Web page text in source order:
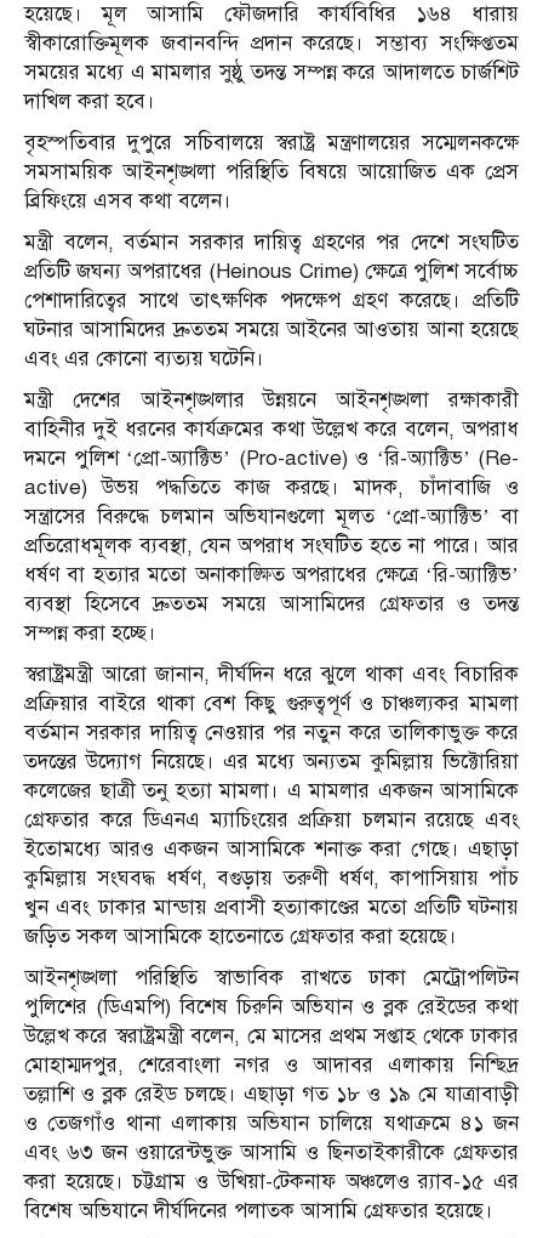
হয়েছে। মূল আসামি ফৌজদারি কার্যবিধির ১৬৪ ধারায়
স্বীকারোক্তিমূলক জবানবন্দি প্রদান করেছে। সম্ভাব্য সংক্ষিপ্ততম
সময়ের মধ্যে এ মামলার সুষ্ঠু তদন্ত সম্পন্ন করে আদালতে চার্জশিট
দাখিল করা হবে।
বৃহস্পতিবার দুপুরে সচিবালয়ে স্বরাষ্ট্র মন্ত্রণালয়ের সম্মেলনকক্ষে
সমসাময়িক আইনশৃঙ্খলা পরিস্থিতি বিষয়ে আয়োজিত এক প্রেস
ব্রিফিংয়ে এসব কথা বলেন।
মন্ত্রী বলেন, বর্তমান সরকার দায়িত্ব গ্রহণের পর দেশে সংঘটিত
প্রতিটি জঘন্য অপরাধের (Heinous Crime) ক্ষেত্রে পুলিশ সর্বোচ্চ
পেশাদারিত্বের সাথে তাৎক্ষণিক পদক্ষেপ গ্রহণ করেছে। প্রতিটি
ঘটনার আসামিদের দ্রুততম সময়ে আইনের আওতায় আনা হয়েছে
এবং এর কোনো ব্যত্যয় ঘটেনি।
মন্ত্রী দেশের আইনশৃঙ্খলার উন্নয়নে আইনশৃঙ্খলা রক্ষাকারী
বাহিনীর দুই ধরনের কার্যক্রমের কথা উল্লেখ করে বলেন, অপরাধ
দমনে পুলিশ ‘প্রো-অ্যাক্টিভ’ (Pro-active) ও ‘রি-অ্যাক্টিভ’ (Re-
active) উভয় পদ্ধতিতে কাজ করছে। মাদক, চাঁদাবাজি ও
সন্ত্রাসের বিরুদ্ধে চলমান অভিযানগুলো মূলত ‘প্রো-অ্যাক্টিভ’ বা
প্রতিরোধমূলক ব্যবস্থা, যেন অপরাধ সংঘটিত হতে না পারে। আর
ধর্ষণ বা হত্যার মতো অনাকাঙ্ক্ষিত অপরাধের ক্ষেত্রে ‘রি-অ্যাক্টিভ’
ব্যবস্থা হিসেবে দ্রুততম সময়ে আসামিদের গ্রেফতার ও তদন্ত
সম্পন্ন করা হচ্ছে।
স্বরাষ্ট্রমন্ত্রী আরো জানান, দীর্ঘদিন ধরে ঝুলে থাকা এবং বিচারিক
প্রক্রিয়ার বাইরে থাকা বেশ কিছু গুরুত্বপূর্ণ ও চাঞ্চল্যকর মামলা
বর্তমান সরকার দায়িত্ব নেওয়ার পর নতুন করে তালিকাভুক্ত করে
তদন্তের উদ্যোগ নিয়েছে। এর মধ্যে অন্যতম কুমিল্লায় ভিক্টোরিয়া
কলেজের ছাত্রী তনু হত্যা মামলা। এ মামলার একজন আসামিকে
গ্রেফতার করে ডিএনএ ম্যাচিংয়ের প্রক্রিয়া চলমান রয়েছে এবং
ইতোমধ্যে আরও একজন আসামিকে শনাক্ত করা গেছে। এছাড়া
কুমিল্লায় সংঘবদ্ধ ধর্ষণ, বগুড়ায় তরুণী ধর্ষণ, কাপাসিয়ায় পাঁচ
খুন এবং ঢাকার মান্ডায় প্রবাসী হত্যাকাণ্ডের মতো প্রতিটি ঘটনায়
জড়িত সকল আসামিকে হাতেনাতে গ্রেফতার করা হয়েছে।
আইনশৃঙ্খলা পরিস্থিতি স্বাভাবিক রাখতে ঢাকা মেট্রোপলিটন
পুলিশের (ডিএমপি) বিশেষ চিরুনি অভিযান ও ব্লক রেইডের কথা
উল্লেখ করে স্বরাষ্ট্রমন্ত্রী বলেন, মে মাসের প্রথম সপ্তাহ থেকে ঢাকার
মোহাম্মদপুর, শেরেবাংলা নগর ও আদাবর এলাকায় নিশ্ছিদ্র
তল্লাশি ও ব্লক রেইড চলছে। এছাড়া গত ১৮ ও ১৯ মে যাত্রাবাড়ী
ও তেজগাঁও থানা এলাকায় অভিযান চালিয়ে যথাক্রমে ৪১ জন
এবং ৬৩ জন ওয়ারেন্টভুক্ত আসামি ও ছিনতাইকারীকে গ্রেফতার
করা হয়েছে। চট্টগ্রাম ও উখিয়া-টেকনাফ অঞ্চলেও র‍্যাব-১৫ এর
বিশেষ অভিযানে দীর্ঘদিনের পলাতক আসামি গ্রেফতার হয়েছে।